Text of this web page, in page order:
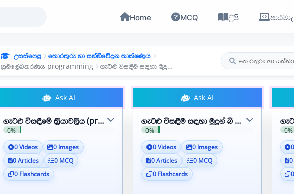
Home MCQ ලිපි
උසස්පෙළ
තොරතුරු හා සන්නිවේදන තාක්ෂණය
ක්‍රමලේඛකරණය programming
ගැටළු විසඳීම සඳහා මුදුන් බි පියවරාකාර පිරිපහදු ක්‍රමවේද ගවේශණය කරයි
Ask AI
ගැටළු විසඳීමේ ක්‍රියාවලිය (problem solving process) භාවිතා කරයි
0%
0 Videos
0 Images
0 Articles
0 MCQ
0 Flashcards
Ask AI
ගැටළු විසඳීම සඳහා මුදුන් බි පියවරාකාර
0%
0 Videos
0 Images
0 Articles
0 MCQ
0 Flashcards
0%